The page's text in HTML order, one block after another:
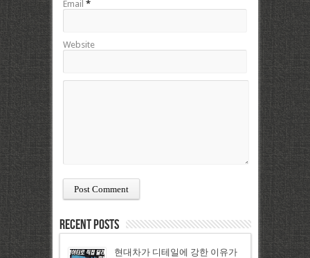
Email *
Website
Recent Posts
현대차가 디테일에 강한 이유가